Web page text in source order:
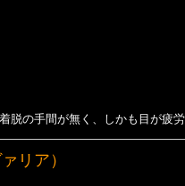
脱の手間が無く、 しかも目が疲
リア）